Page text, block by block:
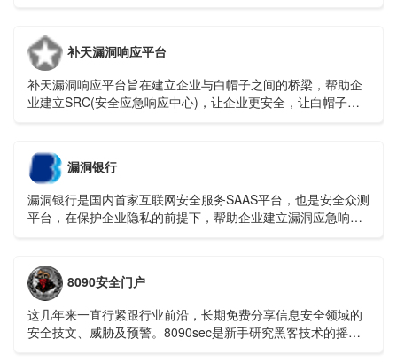
补天漏洞响应平台
补天漏洞响应平台旨在建立企业与白帽子之间的桥梁，帮助企
业建立SRC(安全应急响应中心)，让企业更安全，让白帽子获
漏洞银行
漏洞银行是国内首家互联网安全服务SAAS平台，也是安全众测
平台，在保护企业隐私的前提下，帮助企业建立漏洞应急响应
8090安全门户
这几年来一直行紧跟行业前沿，长期免费分享信息安全领域的
安全技文、威胁及预警。8090sec是新手研究黑客技术的摇篮,